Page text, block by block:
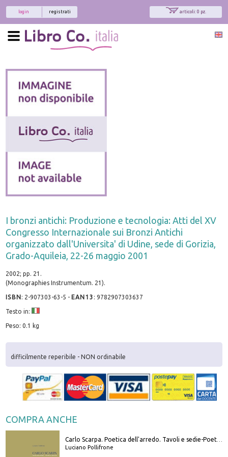
articoli: 0 pz.
registrati
login
I bronzi antichi: Produzione e tecnologia: Atti del XV
Congresso Internazionale sui Bronzi Antichi
organizzato dall'Universita' di Udine, sede di Gorizia,
Grado-Aquileia, 22-26 maggio 2001
2002; pp. 21.
(Monographies Instrumentum. 21).
ISBN: 2-907303-63-5 - EAN13 :9782907303637
Testo in:
Peso: 0.1 kg
difficilmente reperibile - NON ordinabile
COMPRA ANCHE
Carlo Scarpa. Poetica dell'arredo. Tavoli e sedie-Poetics of furniture. Tables and chairs. Ediz. bilingue
Luciano Pollifrone